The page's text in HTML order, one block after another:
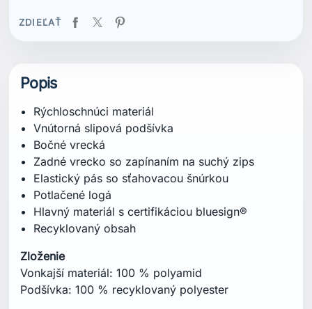
ZDIEĽAŤ
Popis
Rýchloschnúci materiál
Vnútorná slipová podšívka
Bočné vrecká
Zadné vrecko so zapínaním na suchý zips
Elastický pás so sťahovacou šnúrkou
Potlačené logá
Hlavný materiál s certifikáciou bluesign®
Recyklovaný obsah
Zloženie
Vonkajší materiál: 100 % polyamid
Podšívka: 100 % recyklovaný polyester